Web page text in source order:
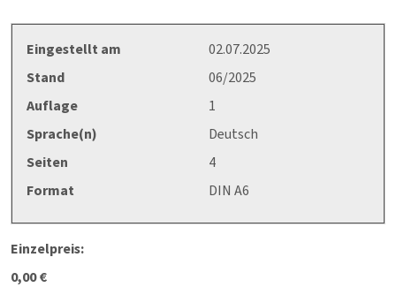
Eingestellt am
02.07.2025
Stand
06/2025
Auflage
1
Sprache(n)
Deutsch
Seiten
4
Format
DIN A6
Einzelpreis:
0,00 €